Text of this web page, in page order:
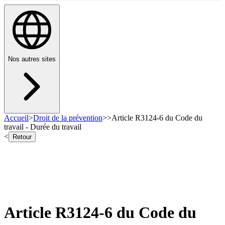
Nos autres sites
Accueil>Droit de la prévention>>Article R3124-6 du Code du
travail - Durée du travail
<
Retour
Article R3124-6 du Code du